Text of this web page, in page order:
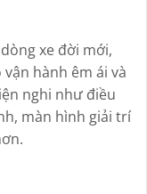
xe đời mới,
hành êm ái và
nghi như điều
màn hình giải trí